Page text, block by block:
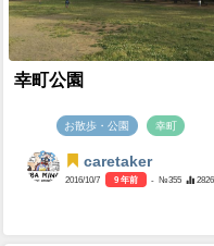
幸町公園
お散歩・公園 幸町
caretaker
2016/10/7 9 年前 - №355 2826